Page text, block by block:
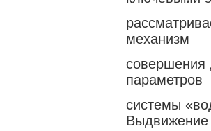
механизм
совершения
параметров
системы